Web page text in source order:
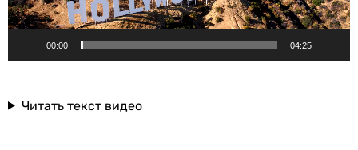
00:00 04:25
Читать текст видео